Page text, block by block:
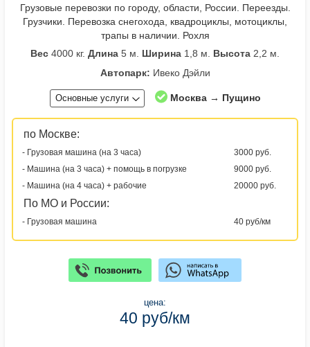
Грузовые перевозки по городу, области, России. Переезды.
Грузчики. Перевозка снегохода, квадроциклы, мотоциклы,
трапы в наличии. Рохля
Вес 4000 кг. Длина 5 м. Ширина 1,8 м. Высота 2,2 м.
Автопарк: Ивеко Дэйли
Основные услуги Москва → Пущино
по Москве:
- Грузовая машина (на 3 часа)
3000 руб.
- Машина (на 3 часа) + помощь в погрузке
9000 руб.
- Машина (на 4 часа) + рабочие
20000 руб.
По МО и России:
- Грузовая машина 40 руб/км
цена:
40 руб/км